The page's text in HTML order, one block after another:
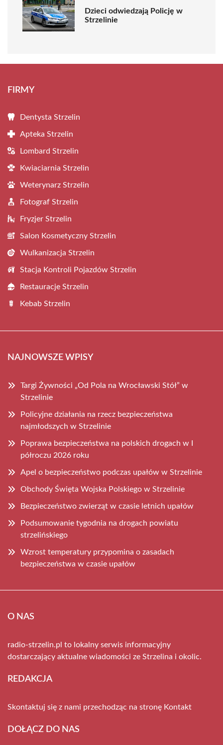
Dzieci odwiedzają Policję w
Strzelinie
FIRMY
Dentysta Strzelin
Apteka Strzelin
Lombard Strzelin
Kwiaciarnia Strzelin
Weterynarz Strzelin
Fotograf Strzelin
Fryzjer Strzelin
Salon Kosmetyczny Strzelin
Wulkanizacja Strzelin
Stacja Kontroli Pojazdów Strzelin
Restauracje Strzelin
Kebab Strzelin
NAJNOWSZE WPISY
Targi Żywności „Od Pola na Wrocławski Stół” w
Strzelinie
Policyjne działania na rzecz bezpieczeństwa
najmłodszych w Strzelinie
Poprawa bezpieczeństwa na polskich drogach w I
półroczu 2026 roku
Apel o bezpieczeństwo podczas upałów w Strzelinie
Obchody Święta Wojska Polskiego w Strzelinie
Bezpieczeństwo zwierząt w czasie letnich upałów
Podsumowanie tygodnia na drogach powiatu
strzelińskiego
Wzrost temperatury przypomina o zasadach
bezpieczeństwa w czasie upałów
O NAS
radio-strzelin.pl to lokalny serwis informacyjny
dostarczający aktualne wiadomości ze Strzelina i okolic.
REDAKCJA
Skontaktuj się z nami przechodząc na stronę Kontakt
DOŁĄCZ DO NAS